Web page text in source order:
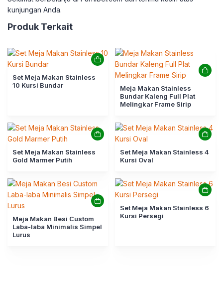
kunjungan Anda.
Produk Terkait
Set Meja Makan Stainless
10 Kursi Bundar
Meja Makan Stainless
Bundar Kaleng Full Plat
Melingkar Frame Sirip
Set Meja Makan Stainless
Gold Marmer Putih
Set Meja Makan Stainless 4
Kursi Oval
Meja Makan Besi Custom
Laba-laba Minimalis Simpel
Lurus
Set Meja Makan Stainless 6
Kursi Persegi